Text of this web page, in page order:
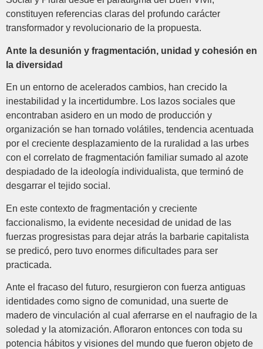
constituyen referencias claras del profundo carácter
transformador y revolucionario de la propuesta.
Ante la desunión y fragmentación, unidad y cohesión en
la diversidad
En un entorno de acelerados cambios, han crecido la
inestabilidad y la incertidumbre. Los lazos sociales que
encontraban asidero en un modo de producción y
organización se han tornado volátiles, tendencia acentuada
por el creciente desplazamiento de la ruralidad a las urbes
con el correlato de fragmentación familiar sumado al azote
despiadado de la ideología individualista, que terminó de
desgarrar el tejido social.
En este contexto de fragmentación y creciente
faccionalismo, la evidente necesidad de unidad de las
fuerzas progresistas para dejar atrás la barbarie capitalista
se predicó, pero tuvo enormes dificultades para ser
practicada.
Ante el fracaso del futuro, resurgieron con fuerza antiguas
identidades como signo de comunidad, una suerte de
madero de vinculación al cual aferrarse en el naufragio de la
soledad y la atomización. Afloraron entonces con toda su
potencia hábitos y visiones del mundo que fueron objeto de